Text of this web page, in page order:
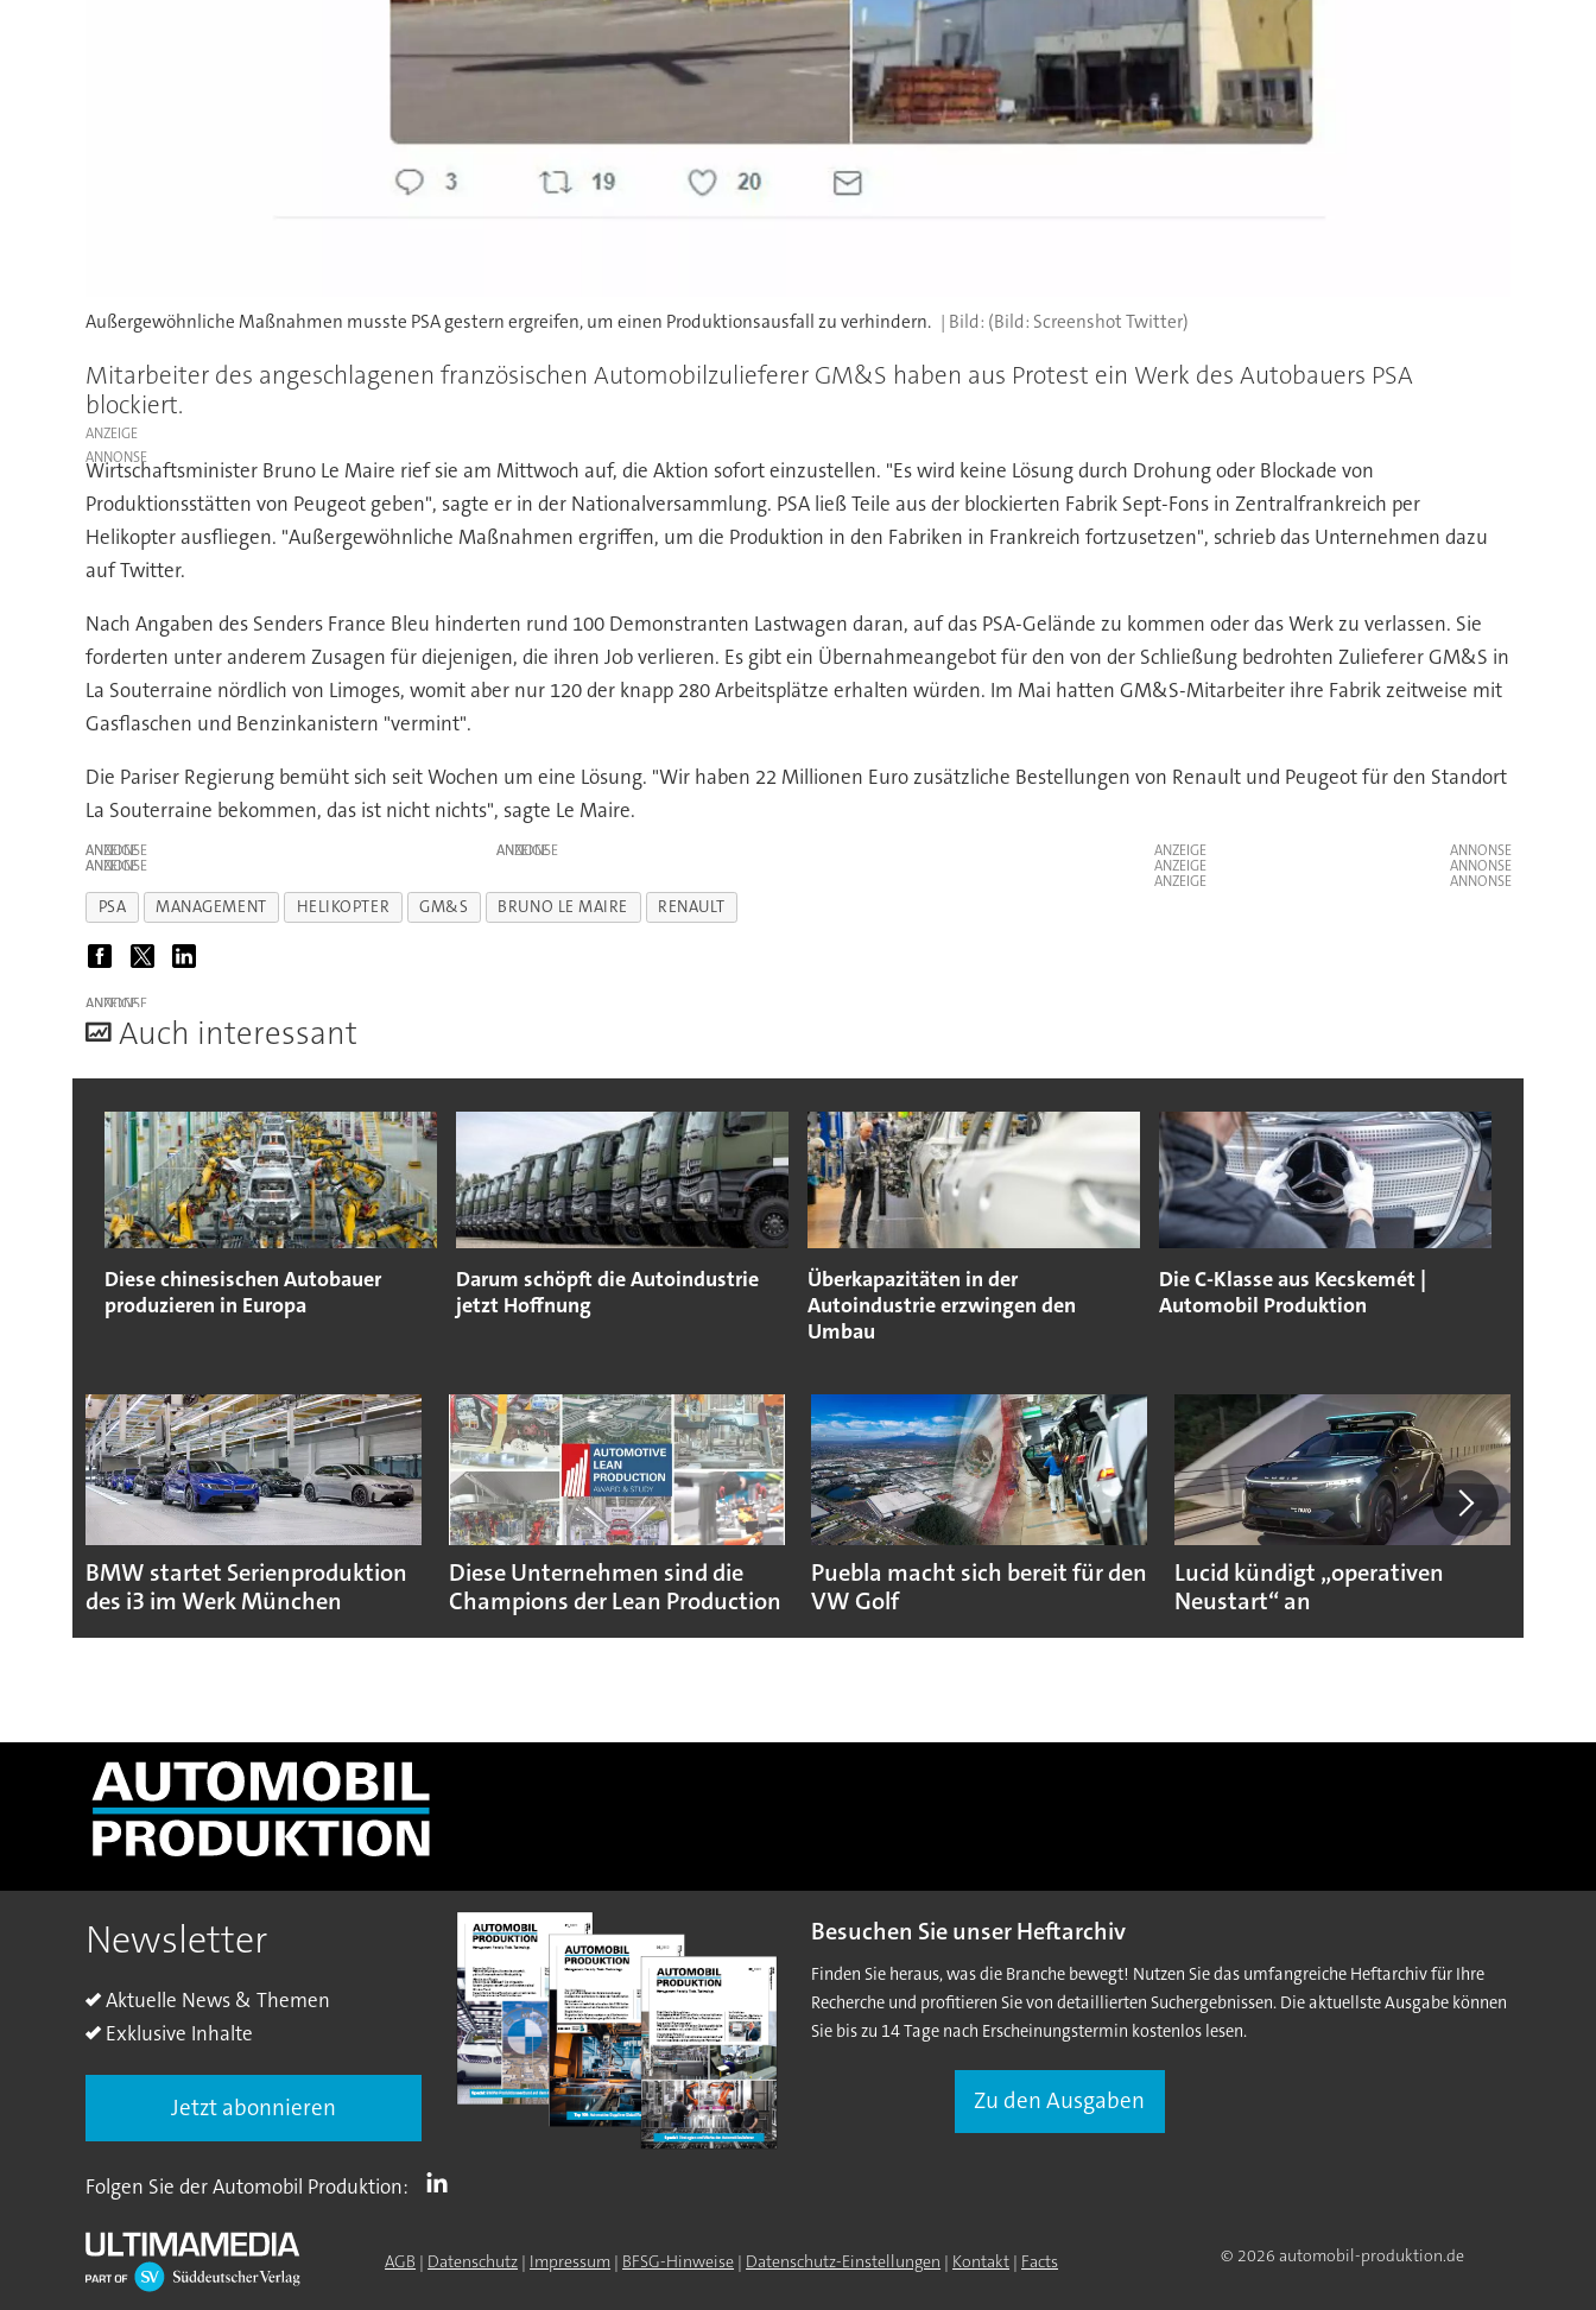
Außergewöhnliche Maßnahmen musste PSA gestern ergreifen, um einen Produktionsausfall zu verhindern. (Bild: Screenshot Twitter)
Mitarbeiter des angeschlagenen französischen Automobilzulieferer GM&S haben aus Protest ein Werk des Autobauers PSA
blockiert.
ANZEIGE
Wirtschaftsminister Bruno Le Maire rief sie am Mittwoch auf, die Aktion sofort einzustellen. "Es wird keine Lösung durch Drohung oder Blockade von
Produktionsstätten von Peugeot geben", sagte er in der Nationalversammlung. PSA ließ Teile aus der blockierten Fabrik Sept-Fons in Zentralfrankreich per
Helikopter ausfliegen. "Außergewöhnliche Maßnahmen ergriffen, um die Produktion in den Fabriken in Frankreich fortzusetzen", schrieb das Unternehmen dazu
auf Twitter.
Nach Angaben des Senders France Bleu hinderten rund 100 Demonstranten Lastwagen daran, auf das PSA-Gelände zu kommen oder das Werk zu verlassen. Sie
forderten unter anderem Zusagen für diejenigen, die ihren Job verlieren. Es gibt ein Übernahmeangebot für den von der Schließung bedrohten Zulieferer GM&S in
La Souterraine nördlich von Limoges, womit aber nur 120 der knapp 280 Arbeitsplätze erhalten würden. Im Mai hatten GM&S-Mitarbeiter ihre Fabrik zeitweise mit
Gasflaschen und Benzinkanistern "vermint".
Die Pariser Regierung bemüht sich seit Wochen um eine Lösung. "Wir haben 22 Millionen Euro zusätzliche Bestellungen von Renault und Peugeot für den Standort
La Souterraine bekommen, das ist nicht nichts", sagte Le Maire.
ANZEIGE ANZEIGE
ANZEIGE
ANZEIGE
ANZEIGE
ANZEIGE
PSA MANAGEMENT HELIKOPTER GM&S BRUNO LE MAIRE RENAULT
ANZEIGE
Auch interessant
Diese chinesischen Autobauer
produzieren in Europa
Darum schöpft die Autoindustrie
jetzt Hoffnung
Überkapazitäten in der
Autoindustrie erzwingen den
Umbau
Die C-Klasse aus Kecskemét |
Automobil Produktion
BMW startet Serienproduktion
des i3 im Werk München
Diese Unternehmen sind die
Champions der Lean Production
Puebla macht sich bereit für den
VW Golf
Lucid kündigt „operativen
Neustart“ an
Newsletter
Aktuelle News & Themen
Exklusive Inhalte
Jetzt abonnieren
Besuchen Sie unser Heftarchiv
Finden Sie heraus, was die Branche bewegt! Nutzen Sie das umfangreiche Heftarchiv für Ihre
Recherche und profitieren Sie von detaillierten Suchergebnissen. Die aktuellste Ausgabe können
Sie bis zu 14 Tage nach Erscheinungstermin kostenlos lesen.
Zu den Ausgaben
Folgen Sie der Automobil Produktion:
AGB | Datenschutz | Impressum | BFSG-Hinweise | Datenschutz-Einstellungen | Kontakt | Facts © 2026 automobil-produktion.de